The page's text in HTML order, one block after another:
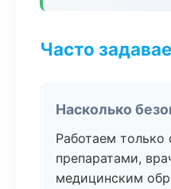
Часто
Насколько
Работаем только
препаратами,
медицинским